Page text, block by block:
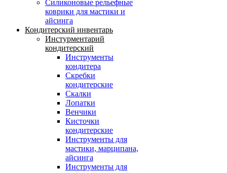
Силиконовые рельефные
коврики для мастики и
айсинга
Кондитерский инвентарь
Инстурментарий
кондитерский
Инструменты
кондитера
Скребки
кондитерские
Скалки
Лопатки
Венчики
Кисточки
кондитерские
Инструменты для
мастики, марципана,
айсинга
Инструменты для